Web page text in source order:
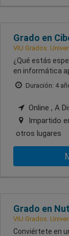
Grado en
VIU Grados.
¿Qué estás
en informática
Duración: 4
Online , A
Impartido
otros lugares
Grado en
VIU Grados.
Conviértete en